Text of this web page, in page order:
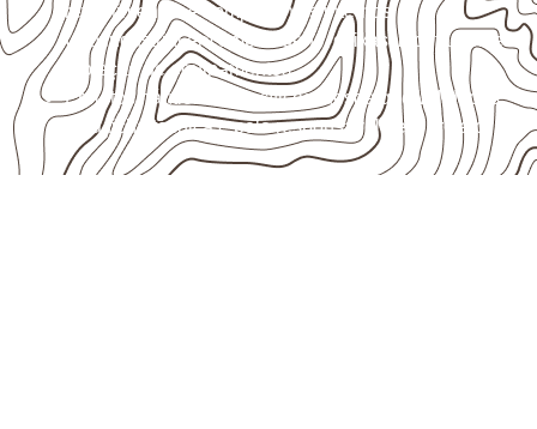
revestimentos e componentes internos.
Uso industrial em embalagens, caixas, montagem e
proteção de equipamentos.
Projetos náuticos específicos, desde que validados
pela ficha técnica e pelo responsável pelo projeto.